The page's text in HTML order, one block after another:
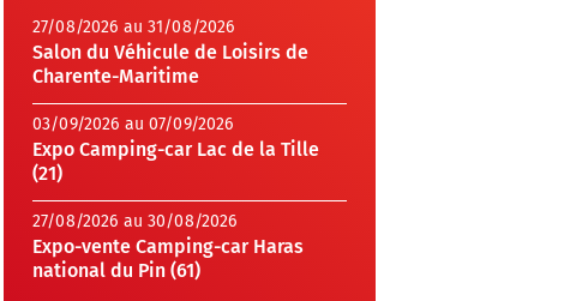
27/08/2026 au 31/08/2026
Salon du Véhicule de Loisirs de
Charente-Maritime
03/09/2026 au 07/09/2026
Expo Camping-car Lac de la Tille
(21)
27/08/2026 au 30/08/2026
Expo-vente Camping-car Haras
national du Pin (61)